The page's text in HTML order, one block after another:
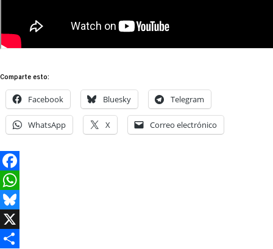
Comparte esto:
Facebook Bluesky Telegram
WhatsApp X Correo electrónico
Facebook
WhatsApp
Bluesky
X